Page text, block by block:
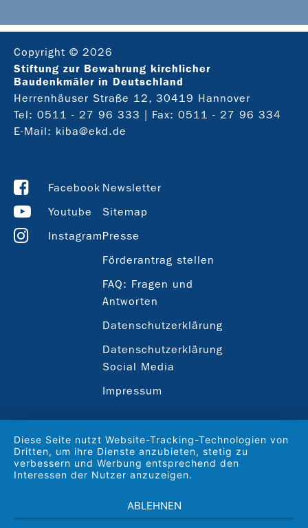
Copyright © 2026
Stiftung zur Bewahrung kirchlicher
Baudenkmäler in Deutschland
Herrenhäuser Straße 12, 30419 Hannover
Tel: 0511 - 27 96 333 | Fax: 0511 - 27 96 334
E-Mail: kiba@ekd.de
Facebook
Youtube
Instagram
Newsletter
Sitemap
Presse
Förderantrag stellen
FAQ: Fragen und
Antworten
Datenschutzerklärung
Datenschutzerklärung
Social Media
Impressum
Diese Seite nutzt Website-Tracking-Technologien von
Dritten, um ihre Dienste anzubieten, stetig zu
verbessern und Werbung entsprechend den
Interessen der Nutzer anzuzeigen.
ABLEHNEN